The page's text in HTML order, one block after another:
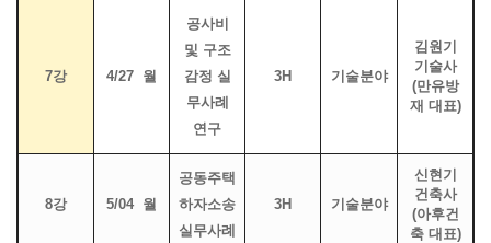
7강 4/27 월
공사비
및 구조
감정 실
무사례
연구
3H 기술분야
김원기
기술사
(만유방
재 대표)
8강 5/04 월
공동주택
하자소송
실무사례
3H 기술분야
신현기
건축사
(아후건
축 대표)